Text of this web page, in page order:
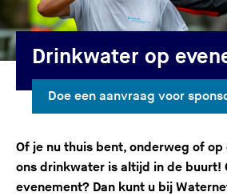
d
e
z
s
i
e
)
Drinkwater op
Doe een aanvraag voor
Of je nu thuis bent, onderweg of op
ons drinkwater is altijd in de buurt!
evenement? Dan kunt u bij